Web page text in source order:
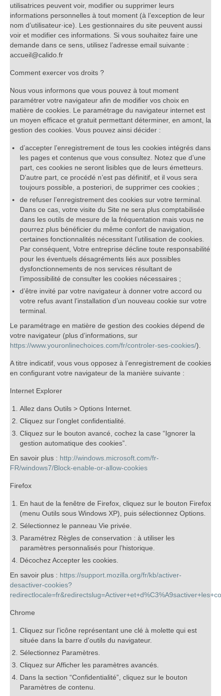
utilisatrices peuvent voir, modifier ou supprimer leurs
informations personnelles à tout moment (à l’exception de leur
nom d’utilisateur·ice). Les gestionnaires du site peuvent aussi
voir et modifier ces informations. Si vous souhaitez faire une
demande dans ce sens, utilisez l’adresse email suivante :
accueil@calido.fr
Comment exercer vos droits ?
Nous vous informons que vous pouvez à tout moment
paramétrer votre navigateur afin de modifier vos choix en
matière de cookies. Le paramétrage du navigateur internet est
un moyen efficace et gratuit permettant déterminer, en amont, la
gestion des cookies. Vous pouvez ainsi décider :
d’accepter l’enregistrement de tous les cookies intégrés dans
les pages et contenus que vous consultez. Notez que d’une
part, ces cookies ne seront lisibles que de leurs émetteurs.
D’autre part, ce procédé n’est pas définitif, et il vous sera
toujours possible, a posteriori, de supprimer ces cookies ;
de refuser l’enregistrement des cookies sur votre terminal.
Dans ce cas, votre visite du Site ne sera plus comptabilisée
dans les outils de mesure de la fréquentation mais vous ne
pourrez plus bénéficier du même confort de navigation,
certaines fonctionnalités nécessitant l’utilisation de cookies.
Par conséquent, Votre entreprise décline toute responsabilité
pour les éventuels désagréments liés aux possibles
dysfonctionnements de nos services résultant de
l’impossibilité de consulter les cookies nécessaires ;
d’être invité par votre navigateur à donner votre accord ou
votre refus avant l’installation d’un nouveau cookie sur votre
terminal.
Le paramétrage en matière de gestion des cookies dépend de
votre navigateur (plus d’informations, sur
https://www.youronlinechoices.com/fr/controler-ses-cookies/).
A titre indicatif, vous vous opposez à l’enregistrement de cookies
en configurant votre navigateur de la manière suivante :
Internet Explorer
Allez dans Outils > Options Internet.
Cliquez sur l’onglet confidentialité.
Cliquez sur le bouton avancé, cochez la case “Ignorer la
gestion automatique des cookies”.
En savoir plus : http://windows.microsoft.com/fr-
FR/windows7/Block-enable-or-allow-cookies
Firefox
En haut de la fenêtre de Firefox, cliquez sur le bouton Firefox
(menu Outils sous Windows XP), puis sélectionnez Options.
Sélectionnez le panneau Vie privée.
Paramétrez Règles de conservation : à utiliser les
paramètres personnalisés pour l’historique.
Décochez Accepter les cookies.
En savoir plus : https://support.mozilla.org/fr/kb/activer-
desactiver-cookies?
Chrome
Cliquez sur l’icône représentant une clé à molette qui est
située dans la barre d’outils du navigateur.
Sélectionnez Paramètres.
Cliquez sur Afficher les paramètres avancés.
Dans la section “Confidentialité”, cliquez sur le bouton
Paramètres de contenu.